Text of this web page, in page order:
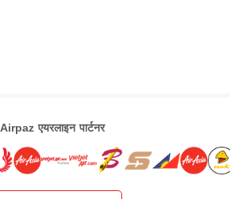
Airpaz एयरलाइन पार्टनर